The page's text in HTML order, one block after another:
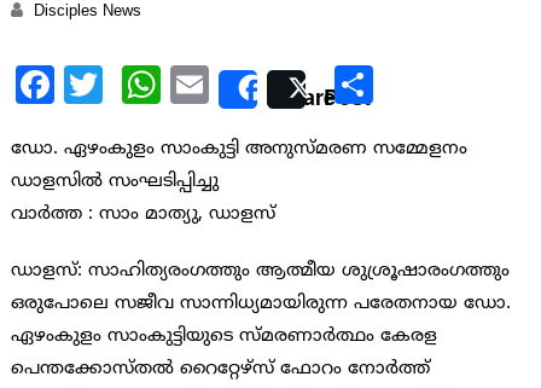
Disciples News
Facebook
TwitterWhatsApp
EmailSharePostShare
ഡോ. ഏഴംകുളം സാംകുട്ടി അനുസ്മരണ സമ്മേളനം
ഡാളസിൽ സംഘടിപ്പിച്ചു
വാർത്ത : സാം മാത്യു, ഡാളസ്
ഡാളസ്: സാഹിത്യരംഗത്തും ആത്മീയ ശുശ്രൂഷാരംഗത്തും
ഒരുപോലെ സജീവ സാന്നിധ്യമായിരുന്ന പരേതനായ ഡോ.
ഏഴംകുളം സാംകുട്ടിയുടെ സ്മരണാർത്ഥം കേരള
പെന്തക്കോസ്തൽ റൈറ്റേഴ്സ് ഫോറം നോർത്ത്